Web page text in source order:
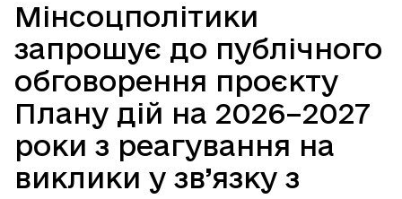
Мінсоцполітики
запрошує до публічного
обговорення проєкту
Плану дій на 2026–2027
роки з реагування на
виклики у зв’язку з